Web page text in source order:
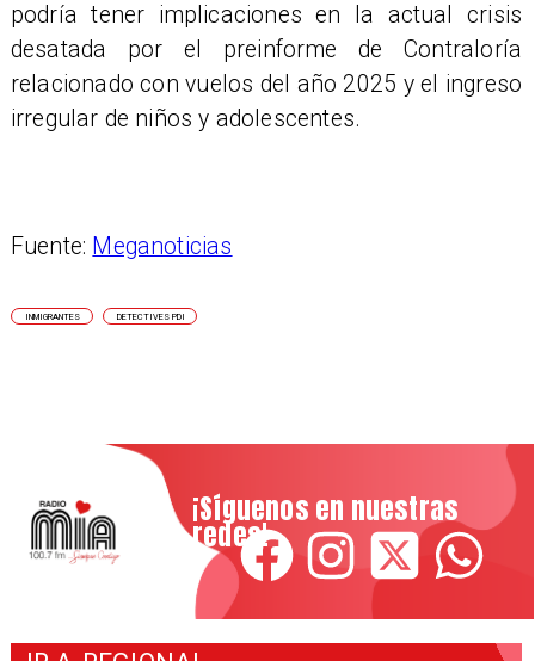
podría tener implicaciones en la actual crisis
desatada por el preinforme de Contraloría
relacionado con vuelos del año 2025 y el ingreso
irregular de niños y adolescentes.
Fuente: Meganoticias
INMIGRANTES DETECTIVES PDI
¡Síguenos en nuestras
redes!